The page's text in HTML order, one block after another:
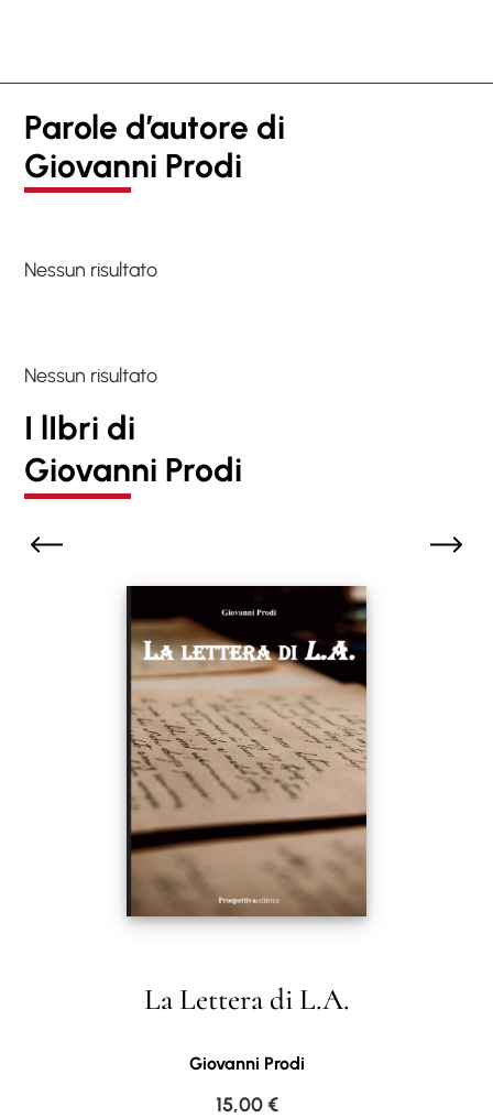
Parole d’autore di
Giovanni Prodi
Nessun risultato
Nessun risultato
I lIbri di
Giovanni Prodi
La Lettera di L.A.
Giovanni Prodi
15,00€